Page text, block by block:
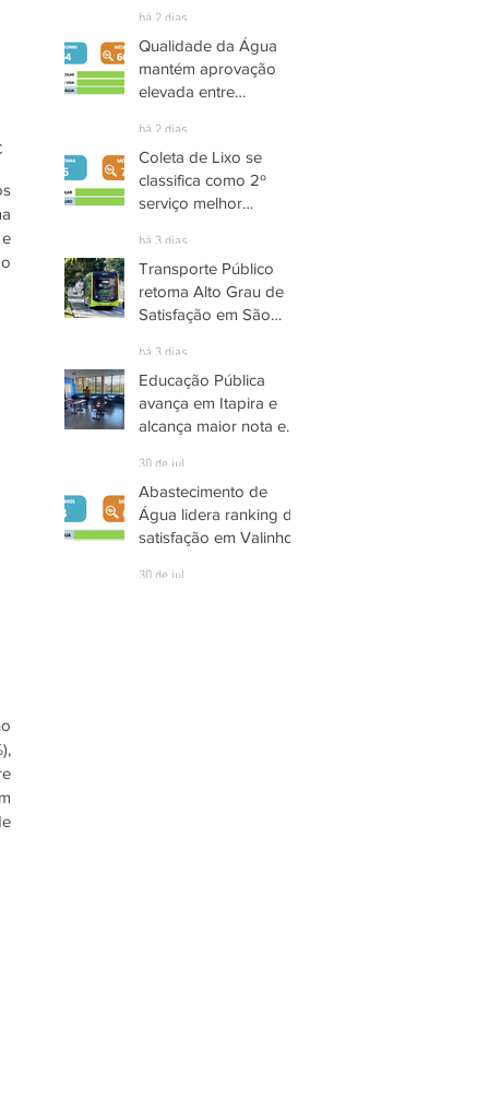
há 2 dias
Qualidade da Água
mantém aprovação
elevada entre
há 2 dias
Coleta de Lixo se
classifica como 2º
serviço melhor
de Parnaíba
há 3 dias
Transporte Público
retoma Alto Grau de
Satisfação em São
há 3 dias
Educação Pública
avança em Itapira e
alcança maior nota em
30 de jul.
Abastecimento de
Água lidera ranking de
satisfação em Valinhos
30 de jul.